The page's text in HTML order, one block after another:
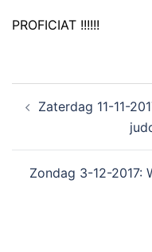
PROFICIAT !!!!!!
Zaterdag 11-11-
Zondag 3-12-2017: